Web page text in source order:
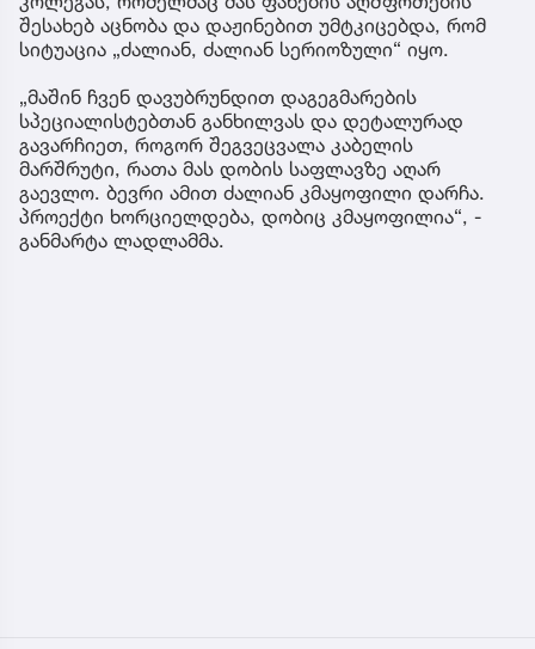
შესახებ აცნობა და დაჟინებით უმტკიცებდა, რომ
სიტუაცია „ძალიან, ძალიან სერიოზული“ იყო.
„მაშინ ჩვენ დავუბრუნდით დაგეგმარების
სპეციალისტებთან განხილვას და დეტალურად
გავარჩიეთ, როგორ შეგვეცვალა კაბელის
მარშრუტი, რათა მას დობის საფლავზე აღარ
გაევლო. ბევრი ამით ძალიან კმაყოფილი დარჩა.
პროექტი ხორციელდება, დობიც კმაყოფილია“, -
განმარტა ლადლამმა.